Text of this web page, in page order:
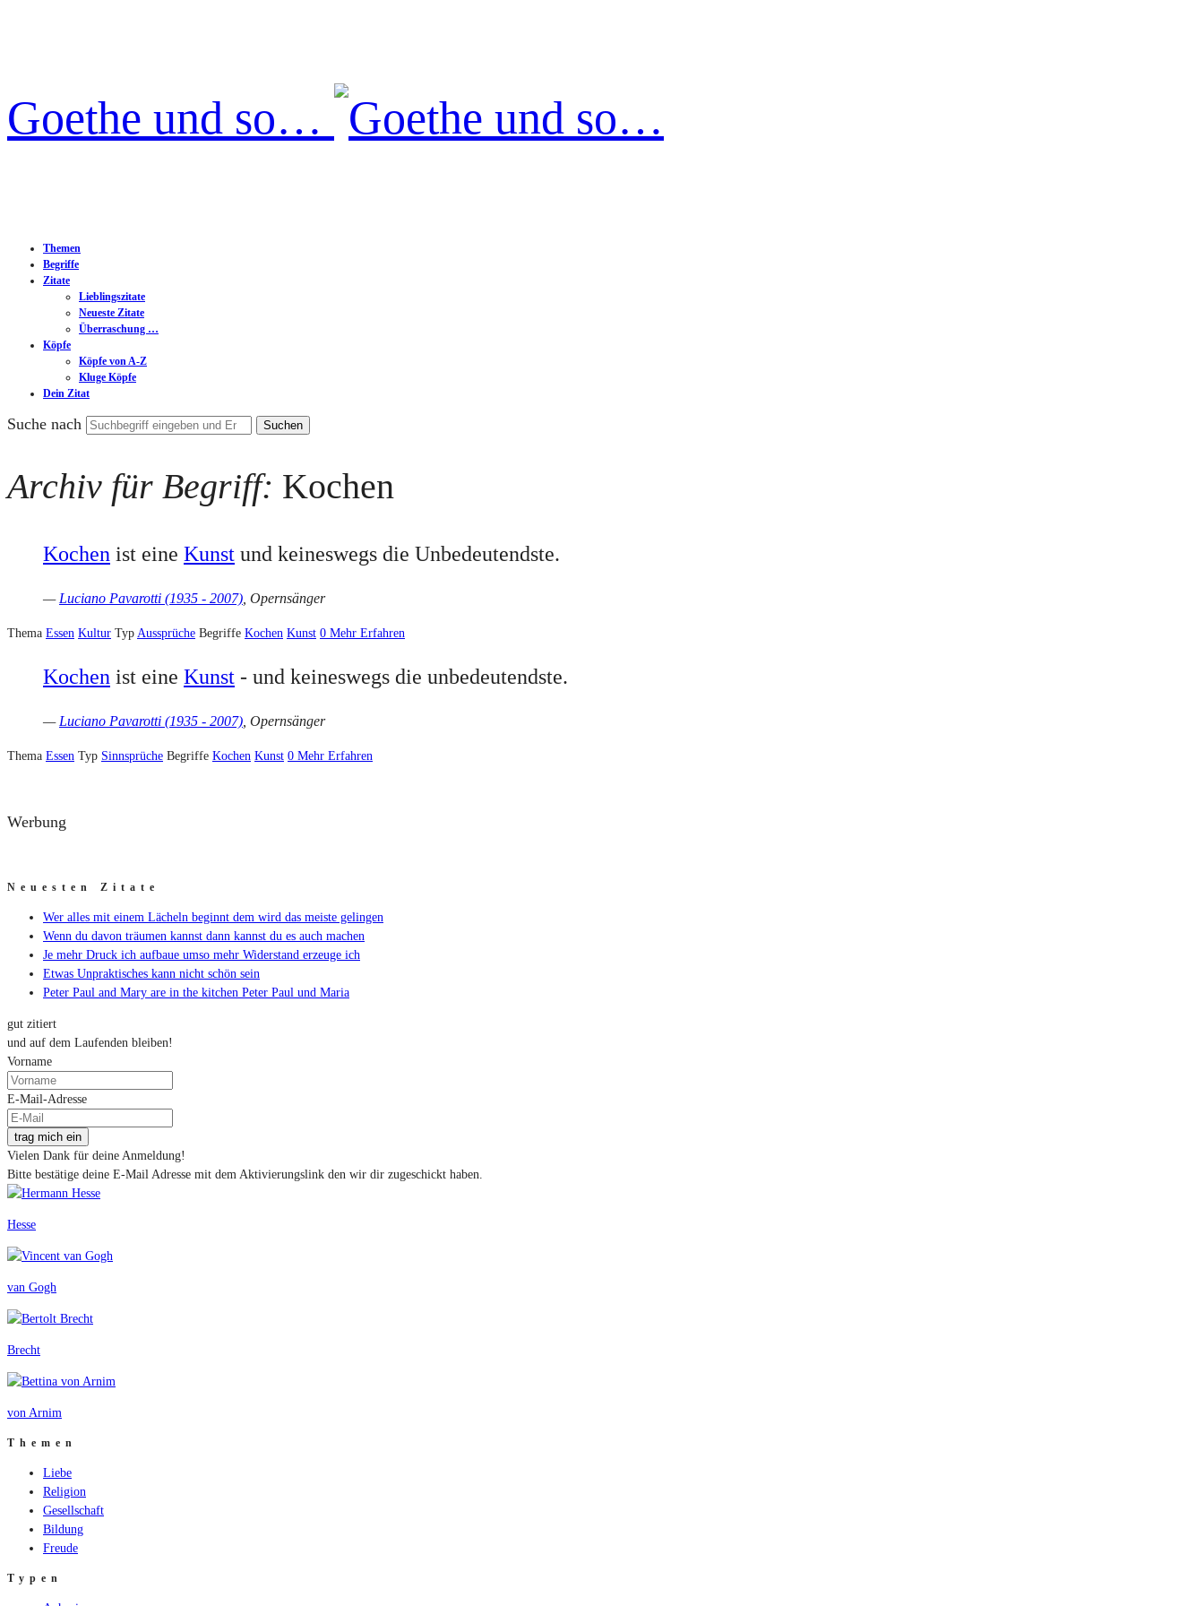
Goethe und so…
Themen
Begriffe
Zitate
Lieblingszitate
Neueste Zitate
Überraschung …
Köpfe
Köpfe von A-Z
Kluge Köpfe
Dein Zitat
Suche nach
Archiv für Begriff: Kochen
Kochen ist eine Kunst und keineswegs die Unbedeutendste.
— Luciano Pavarotti (1935 - 2007) , Opernsänger
Thema Essen Kultur Typ Aussprüche Begriffe Kochen Kunst 0 Mehr Erfahren
Kochen ist eine Kunst - und keineswegs die unbedeutendste.
— Luciano Pavarotti (1935 - 2007) , Opernsänger
Thema Essen Typ Sinnsprüche Begriffe Kochen Kunst 0 Mehr Erfahren
Werbung
Neuesten Zitate
Wer alles mit einem Lächeln beginnt dem wird das meiste gelingen
Wenn du davon träumen kannst dann kannst du es auch machen
Je mehr Druck ich aufbaue umso mehr Widerstand erzeuge ich
Etwas Unpraktisches kann nicht schön sein
Peter Paul and Mary are in the kitchen Peter Paul und Maria
gut zitiert
und auf dem Laufenden bleiben!
Vorname
E-Mail-Adresse
trag mich ein
Vielen Dank für deine Anmeldung!
Bitte bestätige deine E-Mail Adresse mit dem Aktivierungslink den wir dir zugeschickt haben.
Hesse
van Gogh
Brecht
von Arnim
Themen
Liebe
Religion
Gesellschaft
Bildung
Freude
Typen